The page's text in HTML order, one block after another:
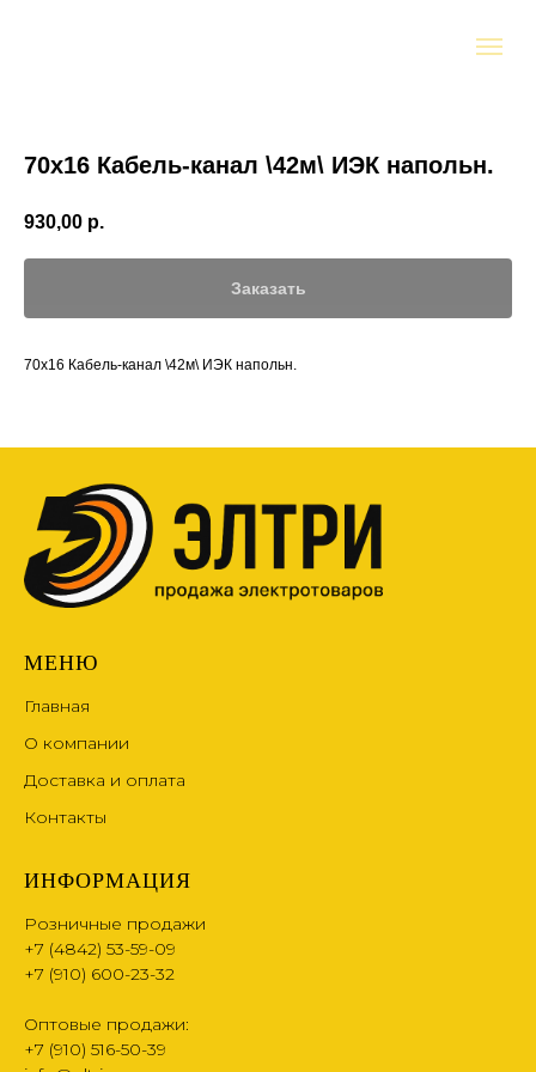
70х16 Кабель-канал \42м\ ИЭК напольн.
930,00 р.
Заказать
70х16 Кабель-канал \42м\ ИЭК напольн.
МЕНЮ
Главная
О компании
Доставка и оплата
Контакты
ИНФОРМАЦИЯ
Розничные продажи
+7 (4842) 53-59-09
+7 (910) 600-23-32
Оптовые продажи:
+7 (910) 516-50-39